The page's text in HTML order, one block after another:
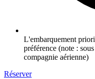
L'embarquement
préférence (note :
compagnie aérienne)
Réserver